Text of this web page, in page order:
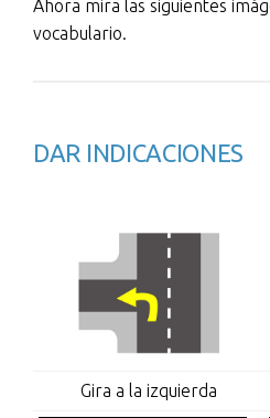
Ahora mira las siguientes
vocabulario.
DAR INDICACIONES
Gira a la izquierda